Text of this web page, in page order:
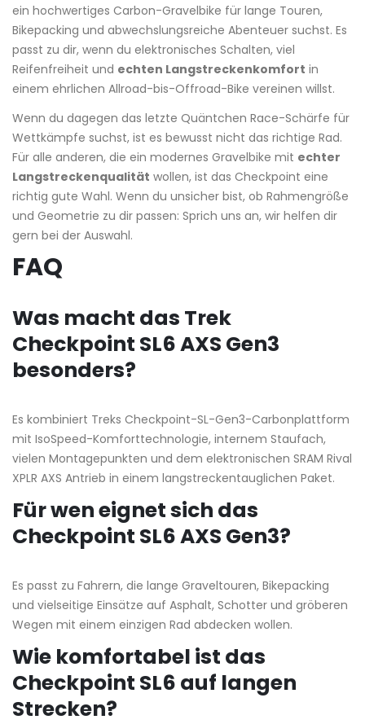
ein hochwertiges Carbon-Gravelbike für lange Touren,
Bikepacking und abwechslungsreiche Abenteuer suchst. Es
passt zu dir, wenn du elektronisches Schalten, viel
Reifenfreiheit und echten Langstreckenkomfort in
einem ehrlichen Allroad-bis-Offroad-Bike vereinen willst.
Wenn du dagegen das letzte Quäntchen Race-Schärfe für
Wettkämpfe suchst, ist es bewusst nicht das richtige Rad.
Für alle anderen, die ein modernes Gravelbike mit echter
Langstreckenqualität wollen, ist das Checkpoint eine
richtig gute Wahl. Wenn du unsicher bist, ob Rahmengröße
und Geometrie zu dir passen: Sprich uns an, wir helfen dir
gern bei der Auswahl.
FAQ
Was macht das Trek
Checkpoint SL6 AXS Gen3
besonders?
Es kombiniert Treks Checkpoint-SL-Gen3-Carbonplattform
mit IsoSpeed-Komforttechnologie, internem Staufach,
vielen Montagepunkten und dem elektronischen SRAM Rival
XPLR AXS Antrieb in einem langstreckentauglichen Paket.
Für wen eignet sich das
Checkpoint SL6 AXS Gen3?
Es passt zu Fahrern, die lange Graveltouren, Bikepacking
und vielseitige Einsätze auf Asphalt, Schotter und gröberen
Wegen mit einem einzigen Rad abdecken wollen.
Wie komfortabel ist das
Checkpoint SL6 auf langen
Strecken?